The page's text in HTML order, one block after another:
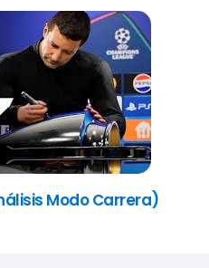
Modo Carrera)